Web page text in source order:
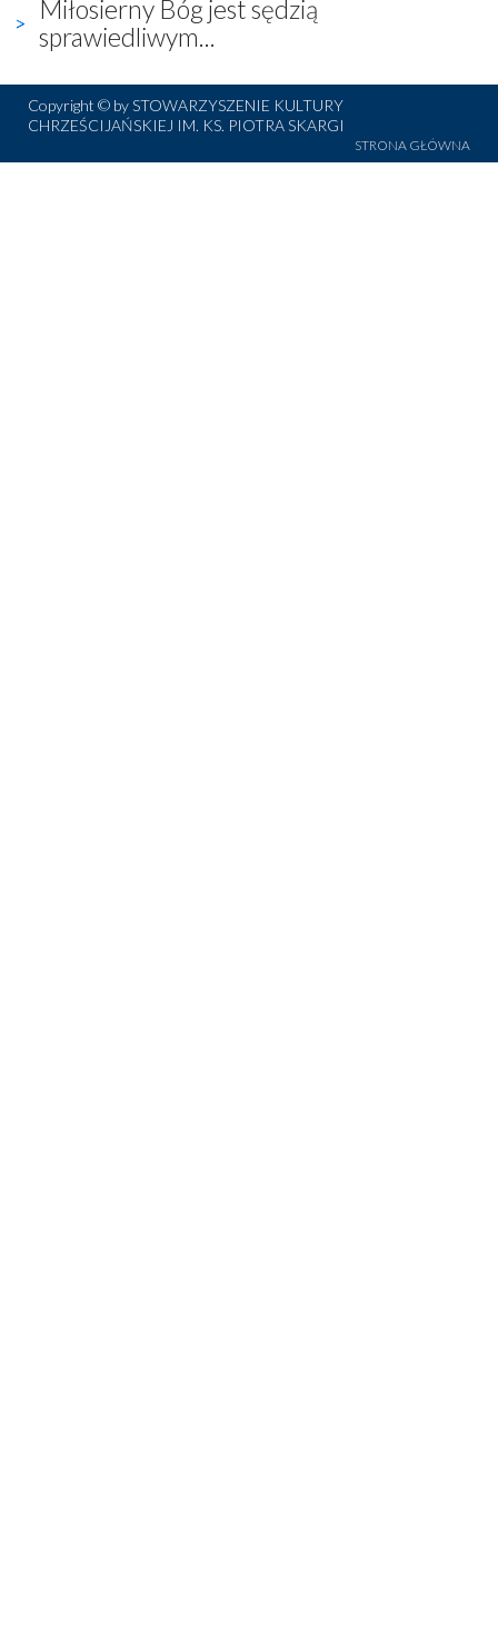
Miłosierny Bóg jest sędzią
sprawiedliwym...
Copyright © by STOWARZYSZENIE KULTURY
CHRZEŚCIJAŃSKIEJ IM. KS. PIOTRA SKARGI
STRONA GŁÓWNA